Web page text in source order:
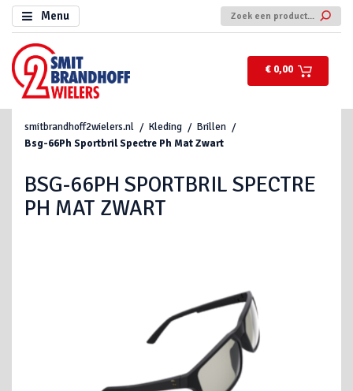
Menu
€ 0,00
smitbrandhoff2wielers.nl Kleding
Brillen
Bsg-66Ph Sportbril Spectre Ph Mat Zwart
BSG-66PH SPORTBRIL SPECTRE
PH MAT ZWART